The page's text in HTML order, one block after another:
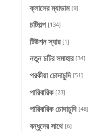
ক্লাসের ম্যাডাম [9]
চটিগল্প [134]
টিউশন স্যার [1]
নতুন চটির সমাহার [34]
পরকীয়া চোদাচুদি [51]
পারিবারিক [23]
পারিবারিক চোদাচুদি [48]
বন্ধুদের সাথে [6]